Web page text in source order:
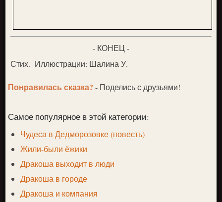
- КОНЕЦ -
Стих. Иллюстрации: Шалина У.
Понравилась сказка?- Поделись с друзьями!
Самое популярное в этой категории:
Чудеса в Дедморозовке (повесть)
Жили-были ёжики
Дракоша выходит в люди
Дракоша в городе
Дракоша и компания